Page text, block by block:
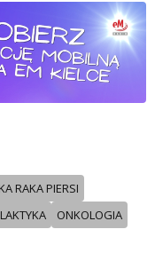
RAKA PIERSI
ONKOLOGIA